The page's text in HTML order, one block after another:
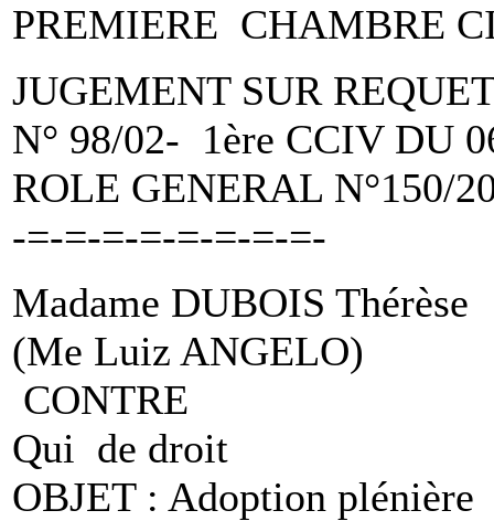
PREMIERE CHAMBRE
JUGEMENT SUR
N° 98/02- 1ère CCIV DU
ROLE GENERAL N°150/
-=-=-=-=-=-=-=-=-
Madame DUBOIS Thérèse
(Me Luiz ANGELO)
CONTRE
Qui de droit
OBJET : Adoption plénière